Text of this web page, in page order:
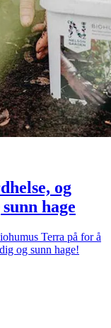
og
hage
Terra på for å
og sunn hage!